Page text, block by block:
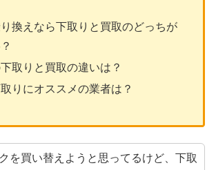
換えなら下取りと買取のどっちが
取りと買取の違いは？
りにオススメの業者は？
を買い替えようと思ってるけど、下取